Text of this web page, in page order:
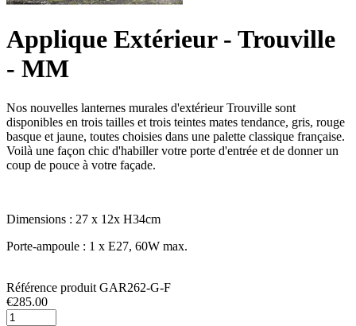
Applique Extérieur - Trouville
- MM
Nos nouvelles lanternes murales d'extérieur Trouville sont
disponibles en trois tailles et trois teintes mates tendance, gris, rouge
basque et jaune, toutes choisies dans une palette classique française.
Voilà une façon chic d'habiller votre porte d'entrée et de donner un
coup de pouce à votre façade.
Dimensions : 27 x 12x H34cm
Porte-ampoule : 1 x E27, 60W max.
Référence produit GAR262-G-F
€285.00